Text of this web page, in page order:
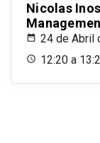
Nicolas
24 de Abril
12:20 a